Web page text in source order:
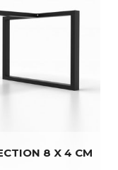
8 X 4 CM